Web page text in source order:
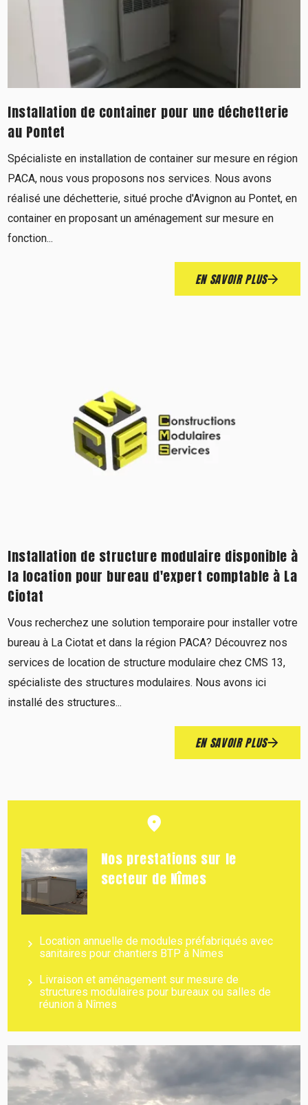
Installation de container pour une déchetterie
au Pontet
Spécialiste en installation de container sur mesure en région
PACA, nous vous proposons nos services. Nous avons
réalisé une déchetterie, situé proche d'Avignon au Pontet, en
container en proposant un aménagement sur mesure en
fonction...
EN SAVOIR PLUS
Installation de structure modulaire disponible à
la location pour bureau d'expert comptable à La
Ciotat
Vous recherchez une solution temporaire pour installer votre
bureau à La Ciotat et dans la région PACA? Découvrez nos
services de location de structure modulaire chez CMS 13,
spécialiste des structures modulaires. Nous avons ici
installé des structures...
EN SAVOIR PLUS
Nos prestations sur le
secteur de Nîmes
Location annuelle de modules préfabriqués avec
sanitaires pour chantiers BTP à Nîmes
Livraison et aménagement sur mesure de
structures modulaires pour bureaux ou salles de
réunion à Nîmes